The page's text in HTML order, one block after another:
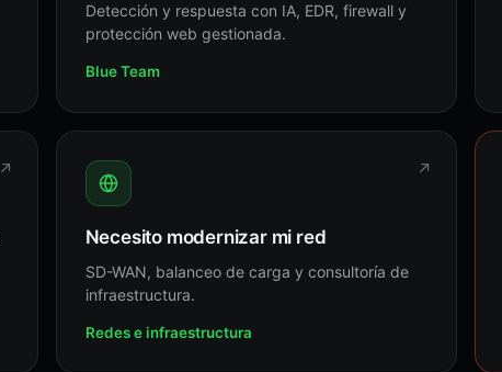
Detección y respuesta con IA, EDR, firewall y
protección web gestionada.
Blue Team
↗ ↗
Necesito modernizar mi red
SD-WAN, balanceo de carga y consultoría de
infraestructura.
Redes e infraestructura